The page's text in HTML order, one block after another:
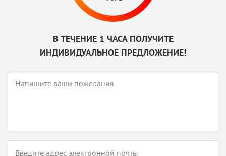
В ТЕЧЕНИЕ 1 ЧАСА ПОЛУЧИТЕ
ИНДИВИДУАЛЬНОЕ ПРЕДЛОЖЕНИЕ!